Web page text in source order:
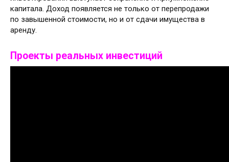
капитала. Доход появляется не только от перепродажи
по завышенной стоимости, но и от сдачи имущества в
аренду.
Проекты реальных инвестиций